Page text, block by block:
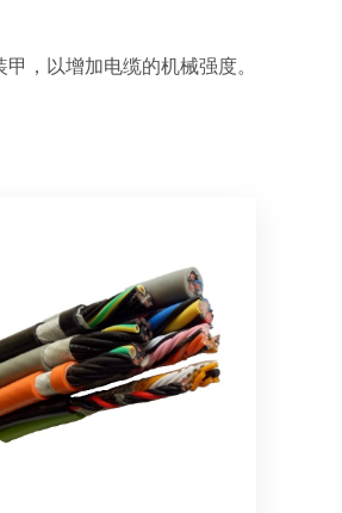
，以增加电缆的机械强度。